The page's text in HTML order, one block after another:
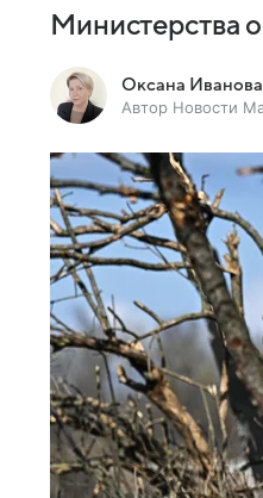
Министерства
Оксана Иванова
Автор Новости